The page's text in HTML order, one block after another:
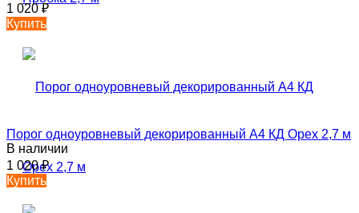
1 020₽
Купить
Порог одноуровневый декорированный А4 КД Орех 2,7 м
В наличии
1 020₽
Купить